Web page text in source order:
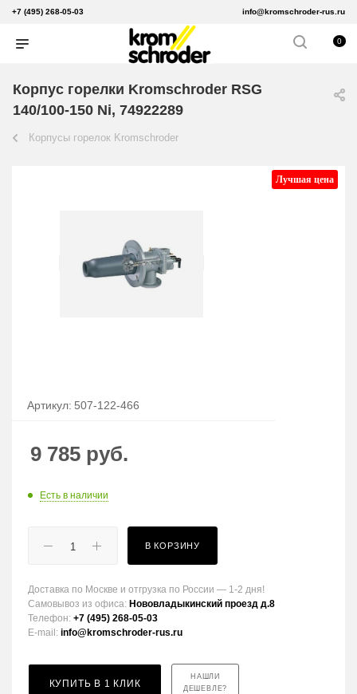
+7 (495) 268-05-03 info@kromschroder-rus.ru
0
Корпус горелки Kromschroder RSG
140/100-150 Ni, 74922289
Корпусы горелок Kromschroder
Лучшая цена
Артикул: 507-122-466
9 785 руб.
Есть в наличии
В КОРЗИНУ
Доставка по Москве и отгрузка по России — 1-2 дня!
Самовывоз из офиса: Нововладыкинский проезд д.8
Телефон: +7 (495) 268-05-03
E-mail: info@kromschroder-rus.ru
КУПИТЬ В 1 КЛИК
НАШЛИ
ДЕШЕВЛЕ?